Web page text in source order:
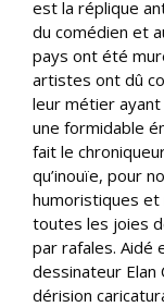
est la réplique
du comédien et
pays ont été
artistes ont dû
leur métier
une formidable
fait le
qu’inouïe, pour
humoristiques et
toutes les joies
par rafales. Aidé
dessinateur Elan
dérision